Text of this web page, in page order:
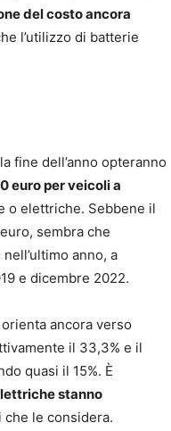
del costo ancora
l’utilizzo di batterie
fine dell’anno opteranno
euro per veicoli a
o elettriche. Sebbene il
sembra che
anno, a
e dicembre 2022.
ancora verso
il 33,3% e il
quasi il 15%. È
stanno
che le considera.